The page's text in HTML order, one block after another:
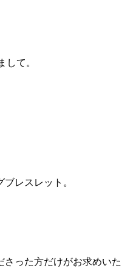
して。
レスレット。
さった方だけがお求めい